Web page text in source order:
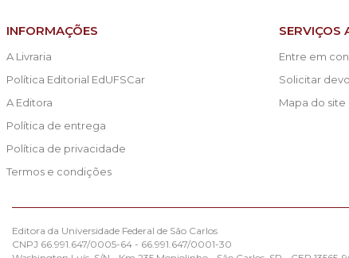
INFORMAÇÕES
A Livraria
Política Editorial EdUFSCar
A Editora
Política de entrega
Política de privacidade
Termos e condições
SERVIÇOS
Entre em
Solicitar
Mapa do site
Editora da Universidade Federal de São Carlos
CNPJ 66.991.647/0005-64 - 66.991.647/0001-30